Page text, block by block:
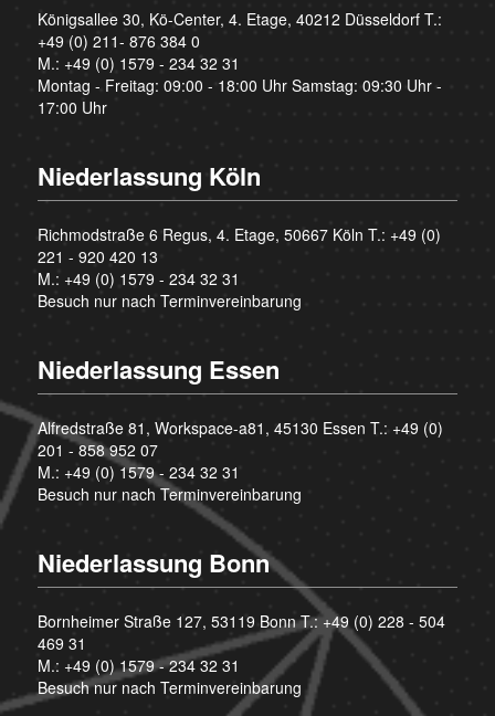
Königsallee 30, Kö-Center, 4. Etage, 40212 Düsseldorf T.:
+49 (0) 211- 876 384 0
M.: +49 (0) 1579 - 234 32 31
Montag - Freitag: 09:00 - 18:00 Uhr Samstag: 09:30 Uhr -
17:00 Uhr
Niederlassung Köln
Richmodstraße 6 Regus, 4. Etage, 50667 Köln T.: +49 (0)
221 - 920 420 13
M.: +49 (0) 1579 - 234 32 31
Besuch nur nach Terminvereinbarung
Niederlassung Essen
Alfredstraße 81, Workspace-a81, 45130 Essen T.: +49 (0)
201 - 858 952 07
M.: +49 (0) 1579 - 234 32 31
Besuch nur nach Terminvereinbarung
Niederlassung Bonn
Bornheimer Straße 127, 53119 Bonn T.:+49 (0) 228 - 504
469 31
M.: +49 (0) 1579 - 234 32 31
Besuch nur nach Terminvereinbarung